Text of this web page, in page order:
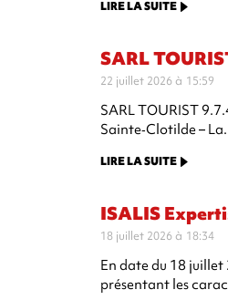
LIRE LA SUITE
SARL
22 juillet 2026 à 15:59
SARL TOURIST
Sainte‑Clotilde –
LIRE LA SUITE
ISALIS
18 juillet 2026 à 18:34
En date du 18
présentant les